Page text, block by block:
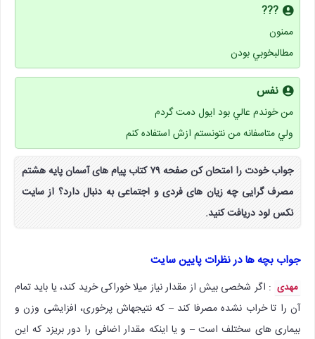
???
ممنون
مطالبخوبي بودن
نفس
من خوندم عالي بود ايول دمت گردم
ولي متاسفانه من نتونستم ازش استفاده كنم
جواب خودت را امتحان کن صفحه ۷۹ کتاب پیام های آسمان پایه هشتم
مصرف گرایی چه زیان های فردی و اجتماعی به دنبال دارد؟ از سایت
نکس لود دریافت کنید.
جواب بچه ها در نظرات پایین سایت
مهدی : اگر شخصی بیش از مقدار نیاز میلا خوراکی خرید کند، یا باید تمام
آن را تا خراب نشده مصرفا کند – که نتیجهاش پرخوری، افزایشی وزن و
بیماری های سختلف است – و یا اینکه مقدار اضافی را دور بریزد که این